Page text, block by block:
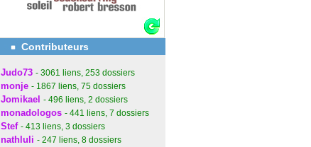
Contributeurs
Judo73 - 3061 liens, 253 dossiers
monje - 1867 liens, 75 dossiers
Jomikael - 496 liens, 2 dossiers
monadologos - 441 liens, 7 dossiers
Stef - 413 liens, 3 dossiers
nathluli - 247 liens, 8 dossiers